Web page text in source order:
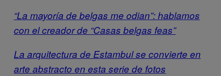
“La mayoría de belgas me odian”: hablamos
con el creador de “Casas belgas feas”
La arquitectura de Estambul se convierte en
arte abstracto en esta serie de fotos